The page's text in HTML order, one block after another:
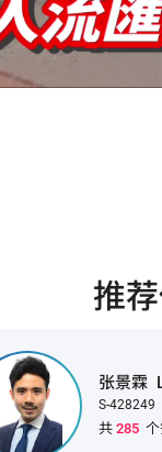
推
张景霖
S-428249
共 285